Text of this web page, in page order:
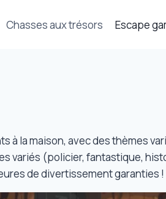
Chasses aux trésors Escape
à la maison, avec des thèmes
variés (policier, fantastique,
de divertissement garanties !